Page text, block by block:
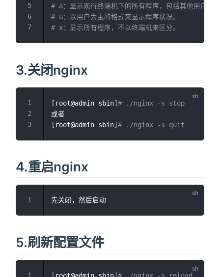
# a：显示现行终端机下的所有程序，包括其他用户的
# u：以用户为主的格式来显示程序状况。
# x：显示所有程序，不以终端机来区分。
3.关闭nginx
[ root@admin sbin] # ./nginx -s stop
[ root@admin sbin] # ./nginx -s quit
4.重启nginx
5.刷新配置文件